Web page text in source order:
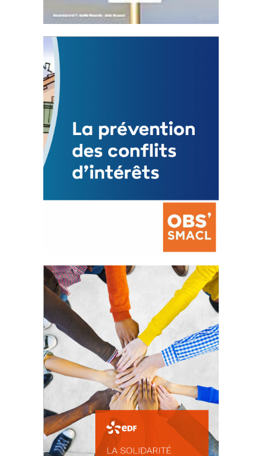
Statut de l’élu local
3 avril 2024
Mise à jour avril 2024
FEUILLETER
La prévention des conflits
d’intérêts
18 septembre 2023
FEUILLETER